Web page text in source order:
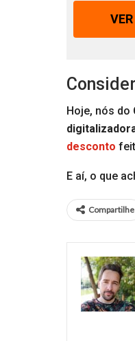
Hoje, nós do
desconto
E aí, o que
Compartilhe